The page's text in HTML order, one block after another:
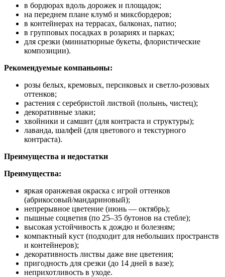
в бордюрах вдоль дорожек и площадок;
на переднем плане клумб и миксбордеров;
в контейнерах на террасах, балконах, патио;
в групповых посадках в розариях и парках;
для срезки (миниатюрные букеты, флористические
композиции).
Рекомендуемые компаньоны:
розы белых, кремовых, персиковых и светло‑розовых
оттенков;
растения с серебристой листвой (полынь, чистец);
декоративные злаки;
хвойники и самшит (для контраста и структуры);
лаванда, шалфей (для цветового и текстурного
контраста).
Преимущества и недостатки
Преимущества:
яркая оранжевая окраска с игрой оттенков
(абрикосовый/мандариновый);
непрерывное цветение (июнь — октябрь);
пышные соцветия (по 25–35 бутонов на стебле);
высокая устойчивость к дождю и болезням;
компактный куст (подходит для небольших пространств
и контейнеров);
декоративность листвы даже вне цветения;
пригодность для срезки (до 14 дней в вазе);
неприхотливость в уходе.